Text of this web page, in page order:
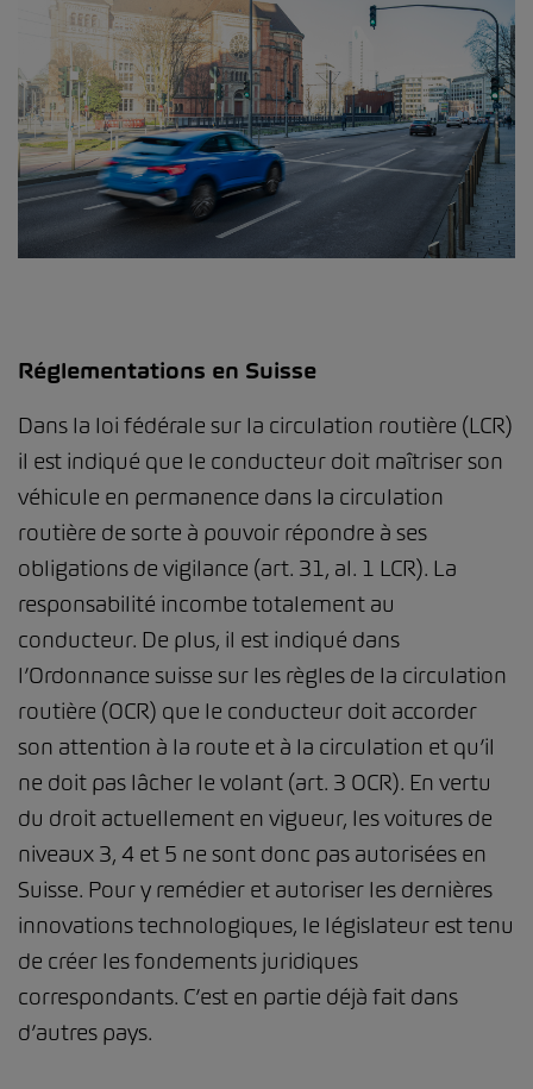
Réglementations en Suisse
Dans la loi fédérale sur la circulation routière (LCR)
il est indiqué que le conducteur doit maîtriser son
véhicule en permanence dans la circulation
routière de sorte à pouvoir répondre à ses
obligations de vigilance (art. 31, al. 1 LCR). La
responsabilité incombe totalement au
conducteur. De plus, il est indiqué dans
l’Ordonnance suisse sur les règles de la circulation
routière (OCR) que le conducteur doit accorder
son attention à la route et à la circulation et qu’il
ne doit pas lâcher le volant (art. 3 OCR). En vertu
du droit actuellement en vigueur, les voitures de
niveaux 3, 4 et 5 ne sont donc pas autorisées en
Suisse. Pour y remédier et autoriser les dernières
innovations technologiques, le législateur est tenu
de créer les fondements juridiques
correspondants. C’est en partie déjà fait dans
d’autres pays.